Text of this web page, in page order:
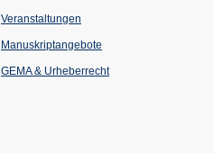
Veranstaltungen
einem
Tab)
Manuskriptangebote
GEMA & Urheberrecht